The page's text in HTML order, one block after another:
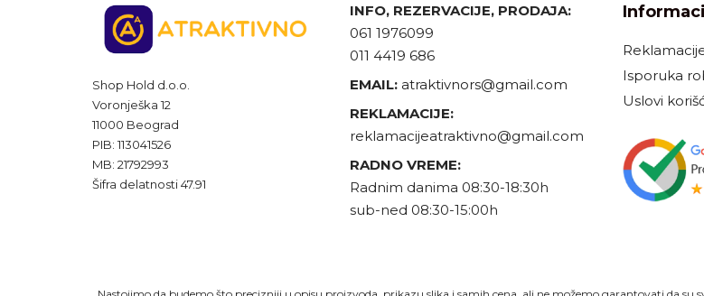
Shop Hold d.o.o.
Voronješka 12
11000 Beograd
PIB: 113041526
MB: 21792993
Šifra delatnosti 47.91
INFO, REZERVACIJE, PRODAJA:
061 1976099
011 4419 686
EMAIL: atraktivnors@gmail.com
REKLAMACIJE:
reklamacijeatraktivno@gmail.com
RADNO VREME:
Radnim danima 08:30-18:30h
sub-ned 08:30-15:00h
Isporuka
Uslovi